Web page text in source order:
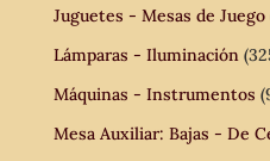
Juguetes - Mesas de Juego
Lámparas - Iluminación
Máquinas - Instrumentos
Mesa Auxiliar: Bajas - De